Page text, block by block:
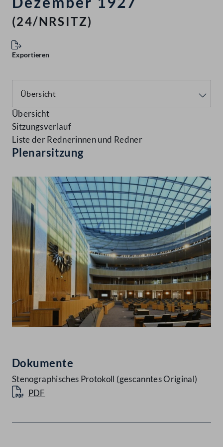
(24/NRSITZ)
Exportieren
Übersicht
Sitzungsverlauf
Liste der Rednerinnen und Redner
Plenarsitzung
Dokumente
Stenographisches Protokoll (gescanntes Original)
PDF